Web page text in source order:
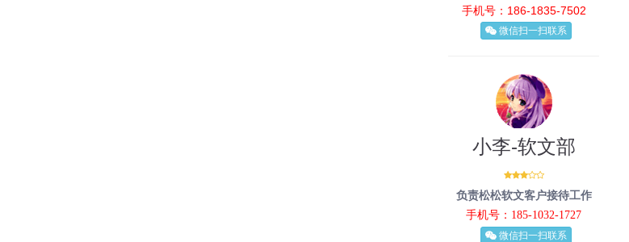
手机号：186-1835-7502
微信扫一扫联系
小李-软文部
负责松松软文客户接待工作
手机号：185-1032-1727
微信扫一扫联系